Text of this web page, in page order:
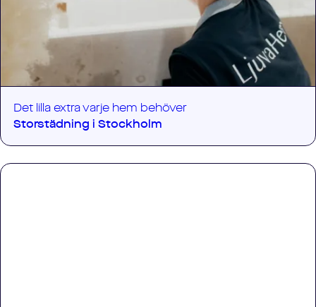
Det lilla extra varje hem behöver
Storstädning iStockholm